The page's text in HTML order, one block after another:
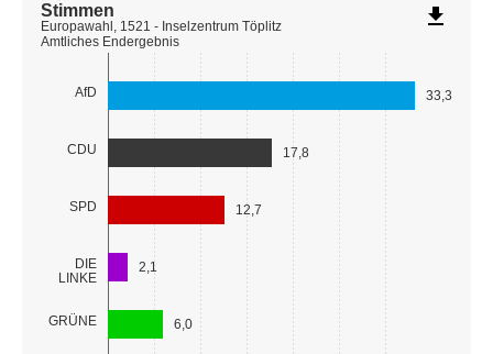
AfD
CDU
SPD
DIE
LINKE
GRÜNE
33,3
17,8
12,7
2,1
6,0
Stimmen
Europawahl, 1521 - Inselzentrum Töplitz
Amtliches Endergebnis
file_download